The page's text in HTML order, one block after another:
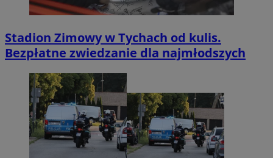
Stadion Zimowy w Tychach od kulis.
Bezpłatne zwiedzanie dla najmłodszych